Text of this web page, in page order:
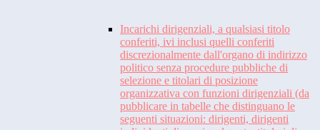
Incarichi dirigenziali, a qualsiasi titolo
conferiti, ivi inclusi quelli conferiti
discrezionalmente dall'organo di indirizzo
politico senza procedure pubbliche di
selezione e titolari di posizione
organizzativa con funzioni dirigenziali (da
pubblicare in tabelle che distinguano le
seguenti situazioni: dirigenti, dirigenti